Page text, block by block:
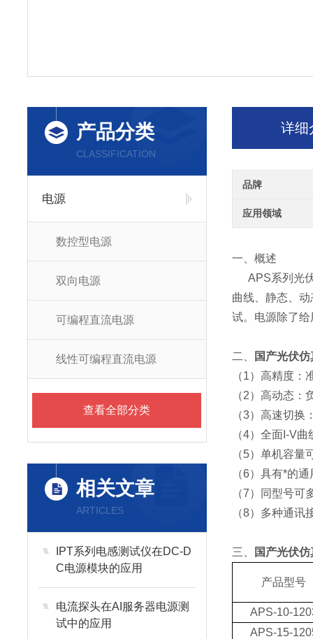
产品分类
CLASSIFICATION
电源
数控型电源
双向电源
可编程直流电源
线性可编程直流电源
查看全部分类
相关文章
ARTICLES
IPT系列电感测试仪在DC-D
C电源模块的应用
电流探头在AI服务器电源测
试中的应用
详细
品牌
应用领域
一、概述
APS系列光伏
曲线、静态、
试。电源除了
二、
国产光伏
（1）高精度：
（2）高动态
（3）高速切换
（4）全面I-V
（5）单机容
（6）具有*的
（7）同型号
（8）多种通
三、 国产光伏
产品型号
APS-10-
APS-15-